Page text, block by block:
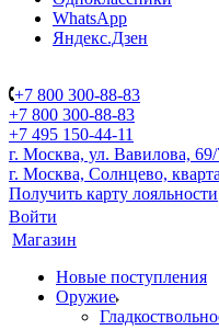
WhatsApp
Яндекс.Дзен
+7 800 300-88-83
+7 800 300-88-83
+7 495 150-44-11
г. Москва, ул. Вавилова,
г. Москва, Солнцево,
Получить карту лояльности
Войти
Магазин
Новые поступления
Оружие